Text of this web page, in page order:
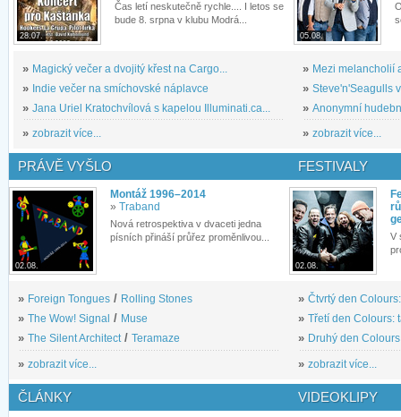
28.07.
Čas letí neskutečně rychle.... I letos se
bude 8. srpna v klubu Modrá...
» Magický večer a dvojitý křest na Cargo...
» Indie večer na smíchovské náplavce
» Jana Uriel Kratochvílová s kapelou Illuminati.ca...
» zobrazit více...
05.08.
» Mezi melancholií
» Steve'n'Seagulls
» Anonymní
» zobrazit více...
PRÁVĚ VYŠLO
02.08.
Montáž 1996–2014
» Traband
Nová retrospektiva v dvaceti jedna
písních přináší průřez proměnlivou...
» Foreign Tongues / Rolling Stones
» The Wow! Signal / Muse
» The Silent Architect/ Teramaze
» zobrazit více...
FESTIVALY
02.08.
V
» Čtvrtý den
» Třetí den Colours:
» Druhý den
» zobrazit více...
ČLÁNKY VIDEOKLIPY